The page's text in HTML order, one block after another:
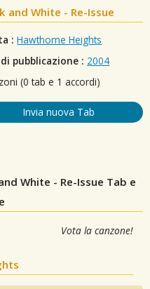
and White - Re-Issue
: Hawthorne Heights
pubblicazione : 2004
(0 tab e 1 accordi)
Invia nuova Tab
White - Re-Issue Tab e
Vota la canzone!